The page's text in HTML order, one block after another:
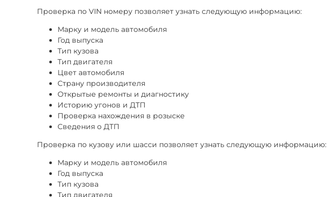
Проверка по VIN номеру позволяет узнать следующую информацию:
Марку и модель автомобиля
Год выпуска
Тип кузова
Тип двигателя
Цвет автомобиля
Страну производителя
Открытые ремонты и диагностику
Историю угонов и ДТП
Проверка нахождения в розыске
Сведения о ДТП
Проверка по кузову или шасси позволяет узнать следующую информацию:
Марку и модель автомобиля
Год выпуска
Тип кузова
Тип двигателя